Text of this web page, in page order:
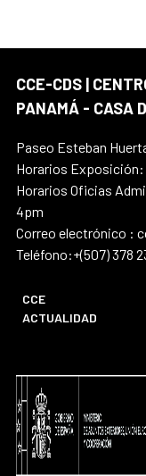
CCE-CDS |
PANAMÁ - CASA
Paseo Esteban
Horarios Exposición:
Horarios Oficias
4pm
Correo electrónico :
Teléfono:+(507) 378
CCE
ACTUALIDAD